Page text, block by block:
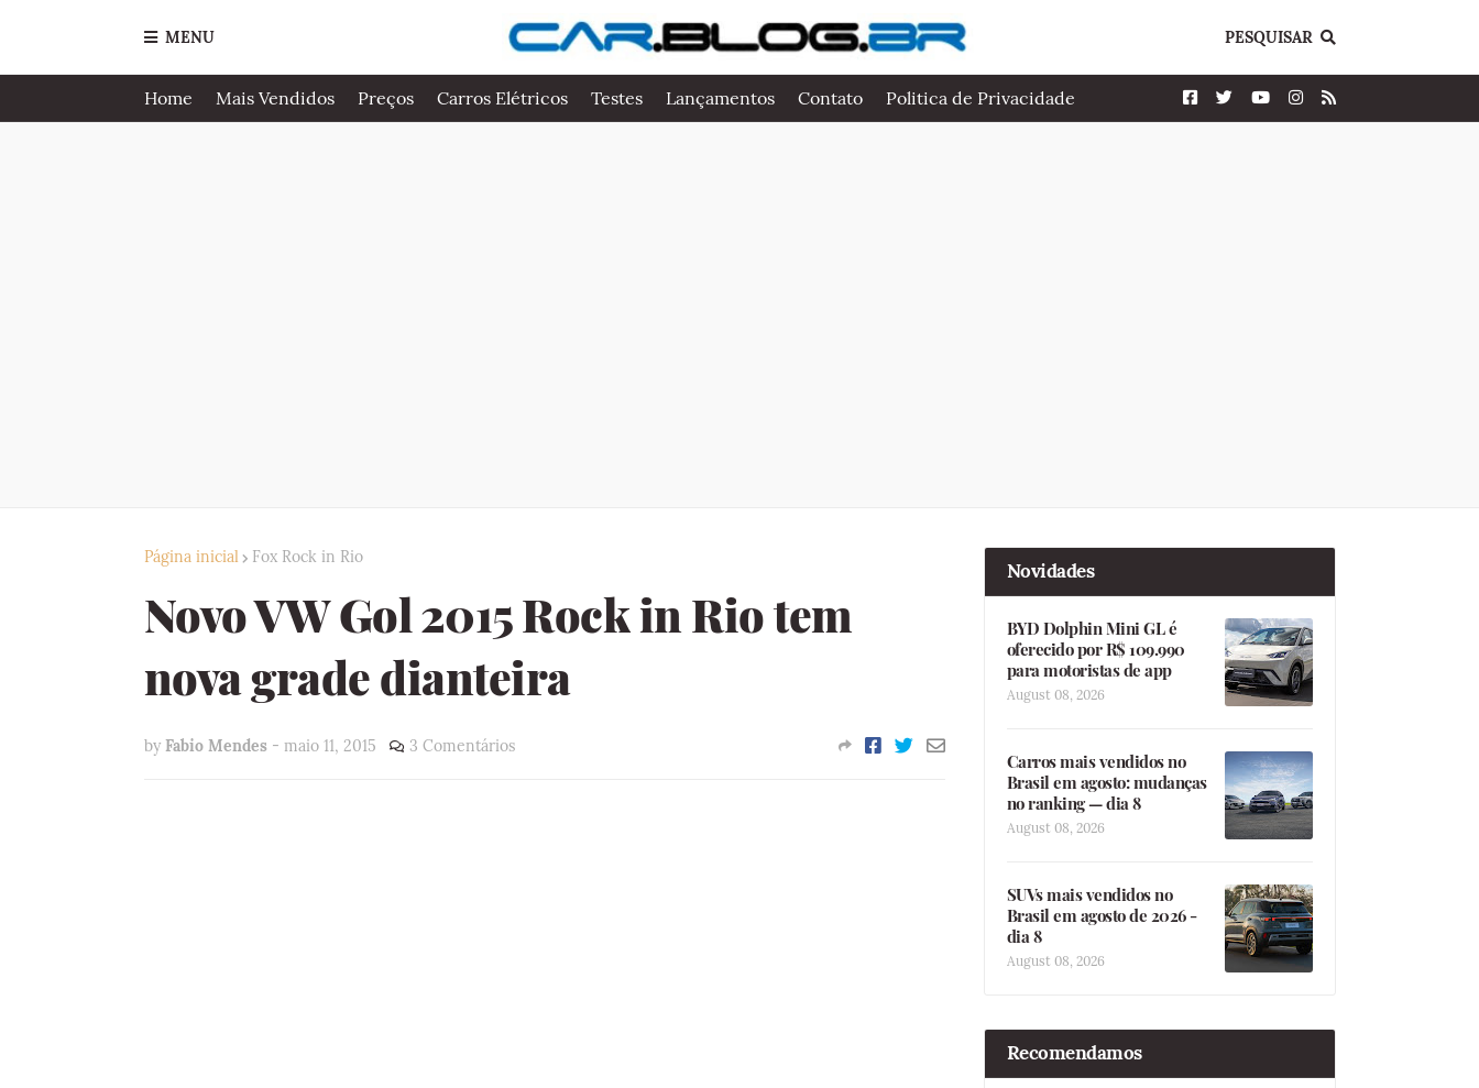
MENU PESQUISAR
Home Mais Vendidos Preços Carros Elétricos Testes Lançamentos Contato Politica de Privacidade
Página inicial Fox Rock in Rio
Novo VW Gol 2015 Rock in Rio tem
nova grade dianteira
by Fabio Mendes - maio 11, 2015 3 Comentários
Novidades
BYD Dolphin Mini GL é
oferecido por R$ 109.990
para motoristas de app
August 08, 2026
Carros mais vendidos no
Brasil em agosto: mudanças
no ranking — dia 8
August 08, 2026
SUVs mais vendidos no
Brasil em agosto de 2026 -
dia 8
August 08, 2026
Recomendamos